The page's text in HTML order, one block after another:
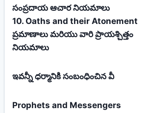
సంప్రదాయ ఆచార నియమాలు
10. Oaths and their Atonement
ప్రమాణాలు మరియు వారి ప్రాయశ్చిత్తం
నియమాలు
ఇవన్నీ ధర్మానికి సంబంధించిన వీ
Prophets and Messengers